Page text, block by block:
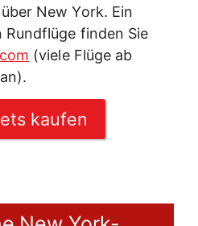
New York. Ein
finden Sie
(viele Flüge ab
kaufen